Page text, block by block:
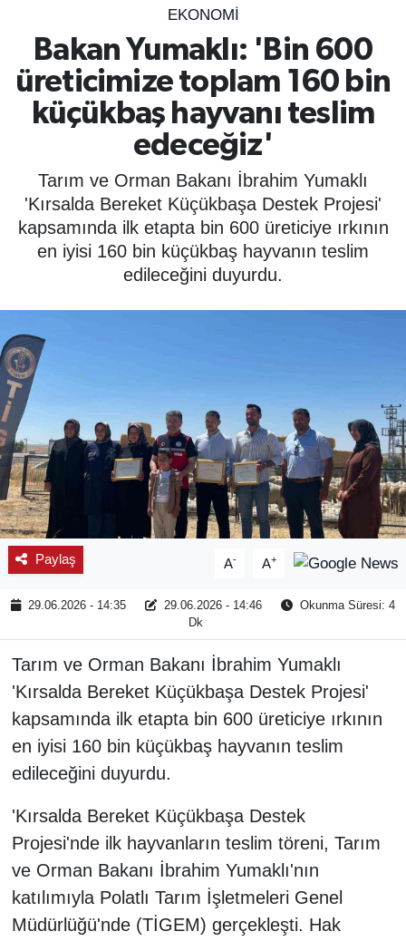
EKONOMİ
Bakan Yumaklı: 'Bin 600
üreticimize toplam 160 bin
küçükbaş hayvanı teslim
edeceğiz'
Tarım ve Orman Bakanı İbrahim Yumaklı
'Kırsalda Bereket Küçükbaşa Destek Projesi'
kapsamında ilk etapta bin 600 üreticiye ırkının
en iyisi 160 bin küçükbaş hayvanın teslim
edileceğini duyurdu.
Paylaş A- A+
29.06.2026 - 14:35 29.06.2026 - 14:46
Okunma Süresi: 4
Dk
Tarım ve Orman Bakanı İbrahim Yumaklı
'Kırsalda Bereket Küçükbaşa Destek Projesi'
kapsamında ilk etapta bin 600 üreticiye ırkının
en iyisi 160 bin küçükbaş hayvanın teslim
edileceğini duyurdu.
'Kırsalda Bereket Küçükbaşa Destek
Projesi'nde ilk hayvanların teslim töreni, Tarım
ve Orman Bakanı İbrahim Yumaklı'nın
katılımıyla Polatlı Tarım İşletmeleri Genel
Müdürlüğü'nde (TİGEM) gerçekleşti. Hak
ÇEVRE
YAŞAM
BİLİM - TEKNOLOJİ
KÜLTÜR SANAT
MAGAZİN